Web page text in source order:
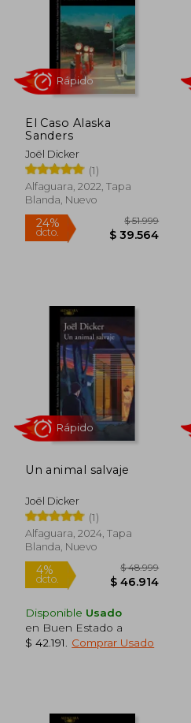
El Caso Alaska
Sanders
Joël Dicker
(1)
Alfaguara, 2022, Tapa
Blanda, Nuevo
24%
dcto. $ 39.564
Un animal salvaje
Joël Dicker
(1)
Alfaguara, 2024, Tapa
Blanda, Nuevo
Disponible Usado
en Buen Estado a
$ 42.191
Comprar Usado